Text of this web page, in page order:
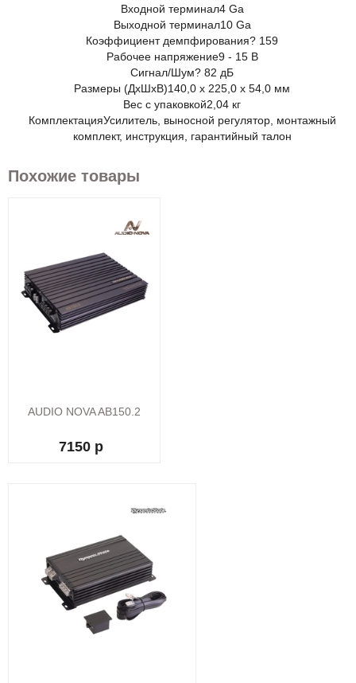
Входной терминал4 Ga
Выходной терминал10 Ga
Коэффициент демпфирования? 159
Рабочее напряжение9 - 15 В
Сигнал/Шум? 82 дБ
Размеры (ДxШxВ)140,0 x 225,0 x 54,0 мм
Вес с упаковкой2,04 кг
КомплектацияУсилитель, выносной регулятор, монтажный
комплект, инструкция, гарантийный талон
Похожие товары
AUDIO NOVA AB150.2
7150 р